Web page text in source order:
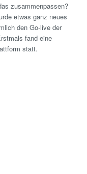
zusammenpassen?
etwas ganz neues
den Go-live der
fand eine
statt.